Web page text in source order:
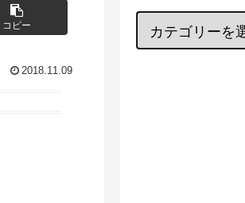
コピー
2018.11.09